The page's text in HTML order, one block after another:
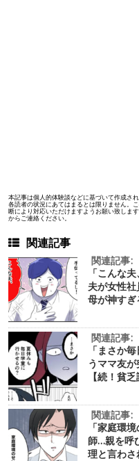
本記事は個人的体験談などに基づいて作成さ
各読者の状況にあてはまるとは限りません。
断により対応いただけますようお願い致しま
からご連絡ください。
関連記事
関連記事:
「こんな
夫が女性
母が神す
関連記事:
「まさか
うママ友
【続！貧
関連記事:
「家庭環
師…親を呼
理と言わ